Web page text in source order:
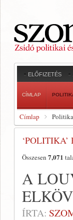
ELŐFIZETÉS
CÍMLAP
Címlap Politika
Összesen 7,071
A
ÍRTA: